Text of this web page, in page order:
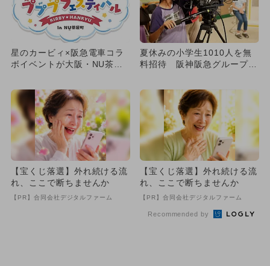
星のカービィ×阪急電車コラ
ボイベントが大阪・NU茶屋
夏休みの小学生1010人を無
料招待 阪神阪急グループで
【宝くじ落選】外れ続ける流
れ、ここで断ちませんか
【PR】合同会社デジタルファーム
【宝くじ落選】外れ続ける流
れ、ここで断ちませんか
【PR】合同会社デジタルファーム
Recommended by